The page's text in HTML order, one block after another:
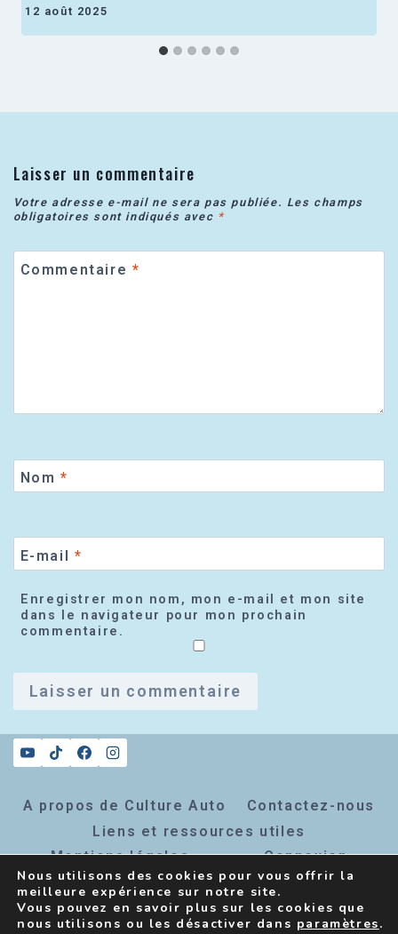
12 août 2025
Laisser un commentaire
Votre adresse e-mail ne sera pas publiée. Les champs
obligatoires sont indiqués avec *
Commentaire *
Nom *
E-mail *
Enregistrer mon nom, mon e-mail et mon site
dans le navigateur pour mon prochain
commentaire.
A propos de Culture Auto
Contactez-nous
Liens et ressources utiles
Mentions légales
Connexion
Inscription newsletter
Nous utilisons des cookies pour vous offrir la
meilleure expérience sur notre site.
Vous pouvez en savoir plus sur les cookies que
nous utilisons ou les désactiver dans paramètres.